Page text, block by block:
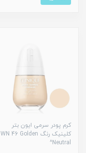
کرم پودر سرمی ایون بتر
کلینیک رنگ WN 46 Golden
Neutral^